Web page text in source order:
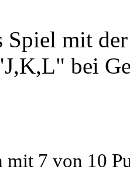
Spiel mit
bei
mit 7 von 10